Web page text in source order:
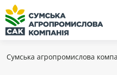
Сумська агропромислова